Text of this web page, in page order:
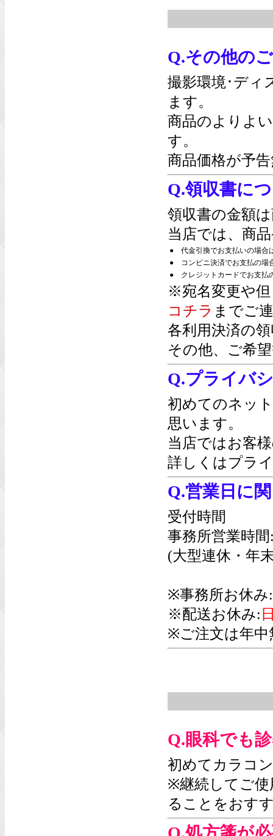
Q.その他の
撮影環境･ディ
ます。
商品のよりよ
す。
商品価格が予
Q.領収書に
領収書の金額
当店では、商
●
代金引換でお支払いの場合
●
コンビニ決済でお支払の場
●
クレジットカードでお支払
※宛名変更や但
コチラ までご
各利用決済の
その他、ご希
Q.プライバ
初めてのネッ
思います。
当店ではお客
詳しくはプラ
Q.営業日に
受付時間
事務所営業時間
(大型連休・年
※事務所お休み:
※配送お休み:
※ご注文は年中
Q.眼科でも
初めてカラコ
※継続してご使
ることをおす